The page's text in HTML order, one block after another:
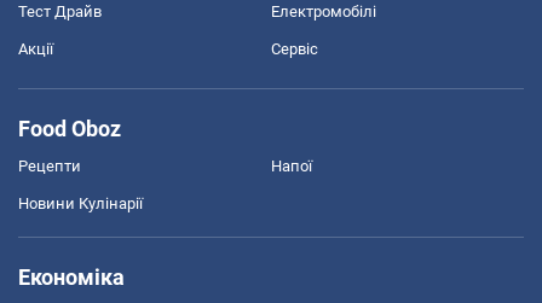
Тест Драйв Електромобілі
Акції Сервіс
Food Oboz
Рецепти Напої
Новини Кулінарії
Економіка